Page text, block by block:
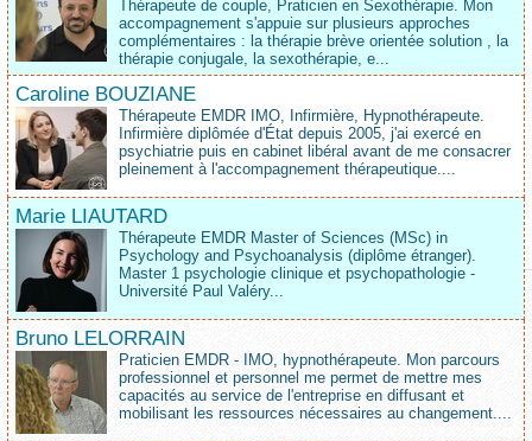
Thérapeute de couple, Praticien en Sexothérapie. Mon
accompagnement s'appuie sur plusieurs approches
complémentaires : la thérapie brève orientée solution , la
thérapie conjugale, la sexothérapie, e...
Caroline BOUZIANE
Thérapeute EMDR IMO, Infirmière, Hypnothérapeute.
Infirmière diplômée d'État depuis 2005, j'ai exercé en
psychiatrie puis en cabinet libéral avant de me consacrer
pleinement à l'accompagnement thérapeutique....
Marie LIAUTARD
Thérapeute EMDR Master of Sciences (MSc) in
Psychology and Psychoanalysis (diplôme étranger).
Master 1 psychologie clinique et psychopathologie -
Université Paul Valéry...
Bruno LELORRAIN
Praticien EMDR - IMO, hypnothérapeute. Mon parcours
professionnel et personnel me permet de mettre mes
capacités au service de l'entreprise en diffusant et
mobilisant les ressources nécessaires au changement....